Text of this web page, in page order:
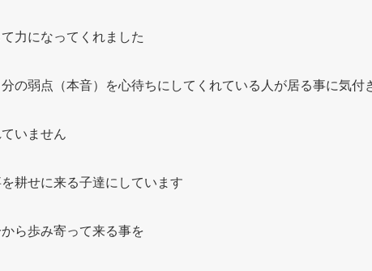
力になってくれました
の弱点（本音）を心待ちにしてくれている人が居る事に気付
いません
耕せに来る子達にしています
ら歩み寄って来る事を